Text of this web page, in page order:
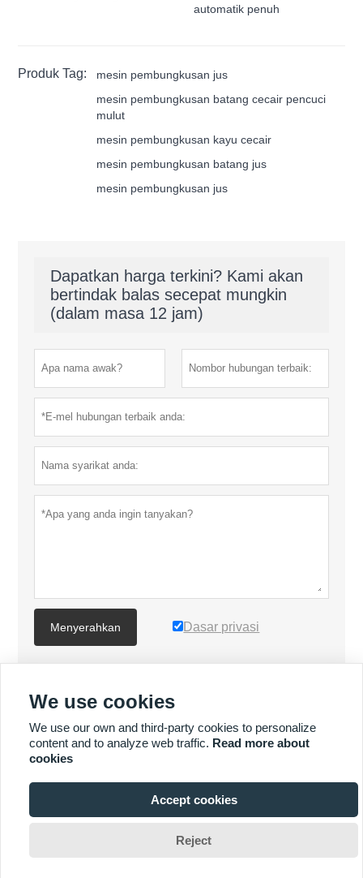

automatik penuh
Produk Tag:
mesin pembungkusan jus
mesin pembungkusan batang cecair pencuci
mulut
mesin pembungkusan kayu cecair
mesin pembungkusan batang jus
mesin pembungkusan jus
Dapatkan harga terkini? Kami akan
bertindak balas secepat mungkin
(dalam masa 12 jam)
Menyerahkan Dasar privasi
LEBIH BANYAK PERKHIDMATAN
  
We use cookies
We use our own and third-party cookies to personalize
content and to analyze web traffic. Read more about
cookies
Accept cookies
Reject